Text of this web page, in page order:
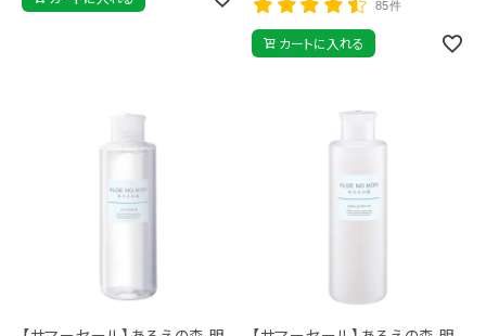
85件
カートに入れる